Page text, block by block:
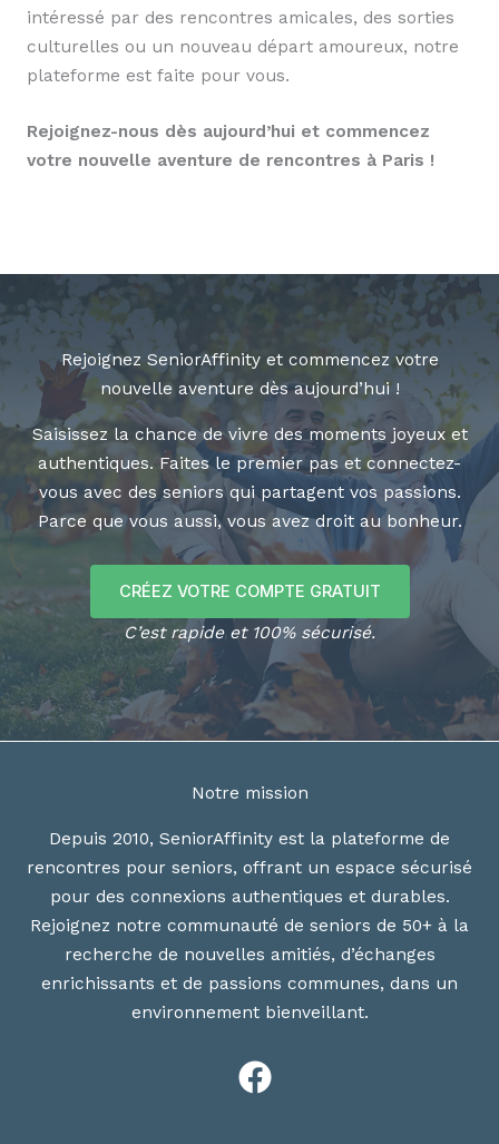
intéressé par des rencontres amicales, des sorties
culturelles ou un nouveau départ amoureux, notre
plateforme est faite pour vous.
Rejoignez-nous dès aujourd’hui et commencez
votre nouvelle aventure de rencontres à Paris !
Rejoignez SeniorAffinity et commencez votre
nouvelle aventure dès aujourd’hui !
Saisissez la chance de vivre des moments joyeux et
authentiques. Faites le premier pas et connectez-
vous avec des seniors qui partagent vos passions.
Parce que vous aussi, vous avez droit au bonheur.
CRÉEZ VOTRE COMPTE GRATUIT
C’est rapide et 100% sécurisé.
Notre mission
Depuis 2010, SeniorAffinity est la plateforme de
rencontres pour seniors, offrant un espace sécurisé
pour des connexions authentiques et durables.
Rejoignez notre communauté de seniors de 50+ à la
recherche de nouvelles amitiés, d’échanges
enrichissants et de passions communes, dans un
environnement bienveillant.